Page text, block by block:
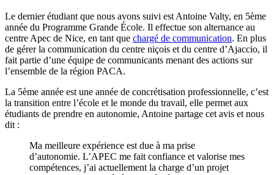
Le dernier étudiant que nous avons suivi est Antoine Valty, en 5ème
année du Programme Grande École. Il effectue son alternance au
centre Apec de Nice, en tant que chargé de communication. En plus
de gérer la communication du centre niçois et du centre d’Ajaccio, il
fait partie d’une équipe de communicants menant des actions sur
l’ensemble de la région PACA.
La 5ème année est une année de concrétisation professionnelle, c’est
la transition entre l’école et le monde du travail, elle permet aux
étudiants de prendre en autonomie, Antoine partage cet avis et nous
dit :
Ma meilleure expérience est due à ma prise
d’autonomie. L’APEC me fait confiance et valorise mes
compétences, j’ai actuellement la charge d’un projet